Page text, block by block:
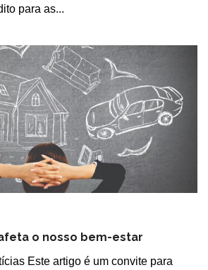
para as...
o nosso bem-estar
Este artigo é um convite para